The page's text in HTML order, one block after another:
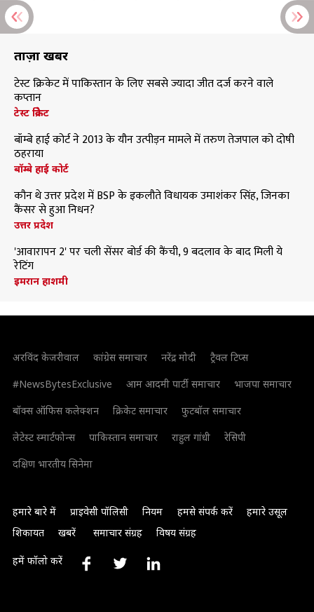
ताज़ा खबरें
टेस्ट क्रिकेट में पाकिस्तान के लिए सबसे ज्यादा जीत दर्ज करने वाले
कप्तान
टेस्ट क्रिकेट
बॉम्बे हाई कोर्ट ने 2013 के यौन उत्पीड़न मामले में तरुण तेजपाल को दोषी
ठहराया
बॉम्बे हाई कोर्ट
कौन थे उत्तर प्रदेश में BSP के इकलौते विधायक उमाशंकर सिंह, जिनका
कैंसर से हुआ निधन?
उत्तर प्रदेश
'आवारापन 2' पर चली सेंसर बोर्ड की कैंची, 9 बदलाव के बाद मिली ये
रेटिंग
इमरान हाशमी
अरविंद केजरीवाल कांग्रेस समाचार नरेंद्र मोदी
ट्रैवल टिप्स
#NewsBytesExclusive
आम आदमी पार्टी समाचार
भाजपा समाचार
बॉक्स ऑफिस कलेक्शन
क्रिकेट समाचार
फुटबॉल समाचार
लेटेस्ट स्मार्टफोन्स
पाकिस्तान समाचार राहुल गांधी
रेसिपी
दक्षिण भारतीय सिनेमा
हमारे बारे में प्राइवेसी पॉलिसी नियम हमसे संपर्क करें
हमारे उसूल
शिकायत
खबरें समाचार संग्रह विषय संग्रह
हमें फॉलो करें